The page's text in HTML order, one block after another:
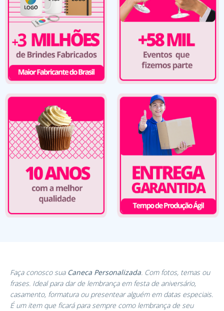
Faça conosco sua Caneca Personalizada. Com fotos, temas ou
frases. Ideal para dar de lembrança em festa de aniversário,
casamento, formatura ou presentear alguém em datas especiais.
É um item que ficará para sempre como lembrança de seu